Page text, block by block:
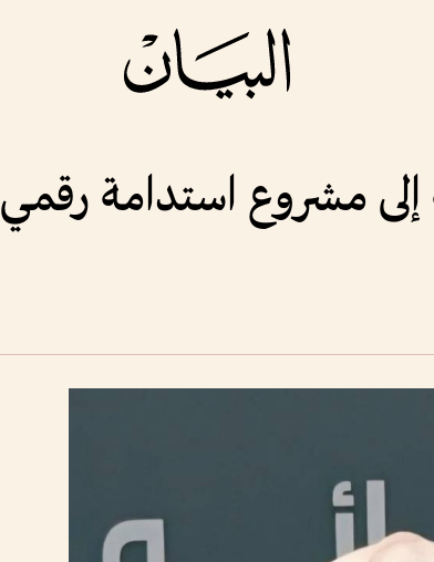
إلى مشروع استدامة رقمي